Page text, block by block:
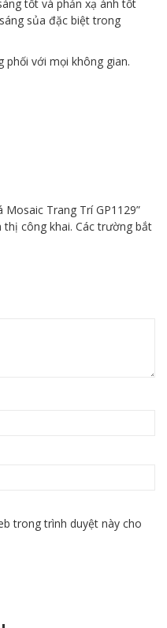
tốt và phản xạ ánh tốt
sủa đặc biệt trong
phối với mọi không gian.
Trang Trí GP1129”
thị công khai. Các trường bắt
trong trình duyệt này cho